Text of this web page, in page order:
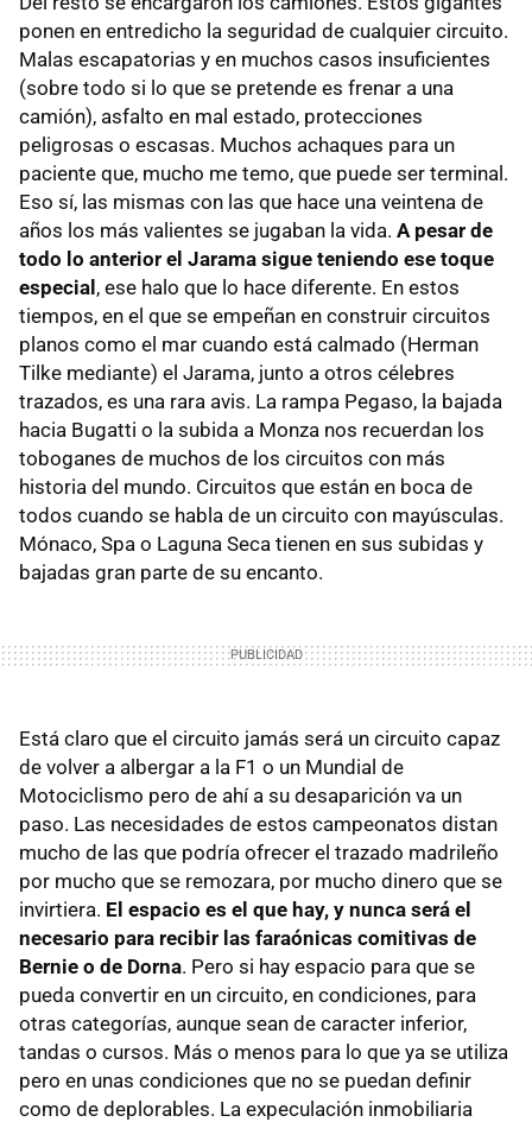
ponen en entredicho la seguridad de cualquier circuito.
Malas escapatorias y en muchos casos insuficientes
(sobre todo si lo que se pretende es frenar a una
camión), asfalto en mal estado, protecciones
peligrosas o escasas. Muchos achaques para un
paciente que, mucho me temo, que puede ser terminal.
Eso sí, las mismas con las que hace una veintena de
años los más valientes se jugaban la vida. A pesar de
todo lo anterior el Jarama sigue teniendo ese toque
especial , ese halo que lo hace diferente. En estos
tiempos, en el que se empeñan en construir circuitos
planos como el mar cuando está calmado (Herman
Tilke mediante) el Jarama, junto a otros célebres
trazados, es una rara avis. La rampa Pegaso, la bajada
hacia Bugatti o la subida a Monza nos recuerdan los
toboganes de muchos de los circuitos con más
historia del mundo. Circuitos que están en boca de
todos cuando se habla de un circuito con mayúsculas.
Mónaco, Spa o Laguna Seca tienen en sus subidas y
bajadas gran parte de su encanto.
Está claro que el circuito jamás será un circuito capaz
de volver a albergar a la F1 o un Mundial de
Motociclismo pero de ahí a su desaparición va un
paso. Las necesidades de estos campeonatos distan
mucho de las que podría ofrecer el trazado madrileño
por mucho que se remozara, por mucho dinero que se
invirtiera. El espacio es el que hay, y nunca será el
necesario para recibir las faraónicas comitivas de
Bernie o de Dorna. Pero si hay espacio para que se
pueda convertir en un circuito, en condiciones, para
otras categorías, aunque sean de caracter inferior,
tandas o cursos. Más o menos para lo que ya se utiliza
pero en unas condiciones que no se puedan definir
como de deplorables. La expeculación inmobiliaria